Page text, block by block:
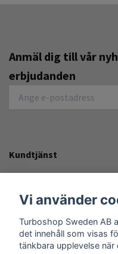
Anmäl dig till vår
erbjudanden
Kundtjänst
Sociala medier
Vi använder
Turboshop Sweden AB
det innehåll som visas
tänkbara upplevelse